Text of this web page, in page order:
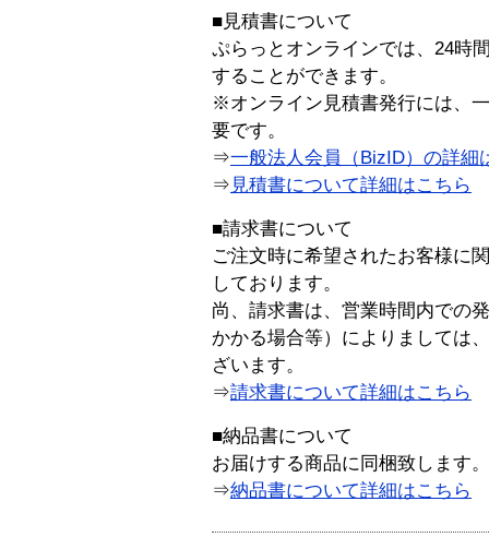
■見積書について
ぷらっとオンラインでは、24時
することができます。
※オンライン見積書発行には、
要です。
⇒一般法人会員（BizID）の詳細
⇒ 見積書について詳細はこちら
■請求書について
ご注文時に希望されたお客様に
しております。
尚、請求書は、営業時間内での
かかる場合等）によりましては
ざいます。
⇒請求書について詳細はこちら
■納品書について
お届けする商品に同梱致します。
⇒納品書について詳細はこちら